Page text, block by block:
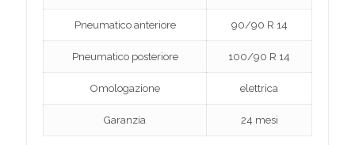
Pneumatico anteriore 90/90 R 14
Pneumatico posteriore 100/90 R 14
Omologazione elettrica
Garanzia 24 mesi